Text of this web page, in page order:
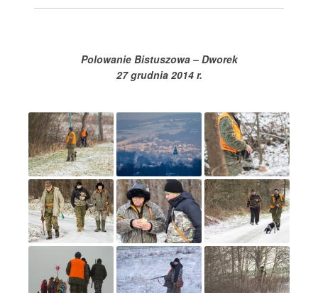
Polowanie Bistuszowa – Dworek
27 grudnia 2014 r.